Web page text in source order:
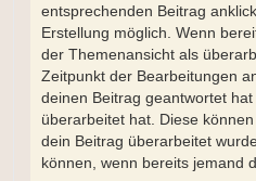
entsprechenden Beitrag
Erstellung möglich. Wenn
der Themenansicht als
Zeitpunkt der Bearbeitungen
deinen Beitrag geantwortet
überarbeitet hat. Diese
dein Beitrag überarbeitet
können, wenn bereits jemand